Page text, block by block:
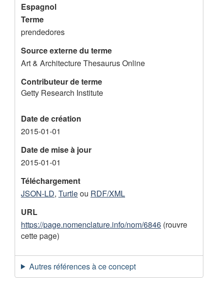
e
g
i
s
t
r
e
m
e
n
t
Espagnol
Terme
prendedores
Source externe du terme
Art & Architecture Thesaurus Online
Contributeur de terme
Getty Research Institute
Date de création
2015-01-01
Date de mise à jour
2015-01-01
Téléchargement
JSON-LD, Turtleou RDF/XML
URL
https://page.nomenclature.info/nom/6846 (rouvre
cette page)
Autres références à ce concept